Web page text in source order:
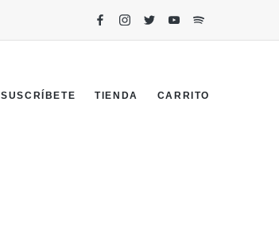
SUSCRÍBETE TIENDA CARRITO